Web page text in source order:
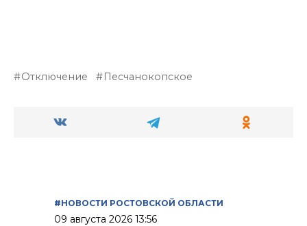
Отключение Песчанокопское
#НОВОСТИ РОСТОВСКОЙ ОБЛАСТИ
09 августа 2026 13:56